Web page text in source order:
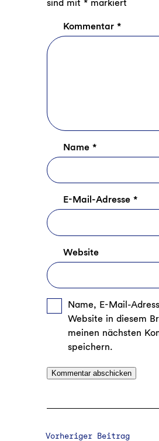
sind mit *markiert
Kommentar *
Name *
E-Mail-Adresse *
Website
Name, E-Mail-
Website in diesem
meinen nächsten
speichern.
Vorheriger Beitrag